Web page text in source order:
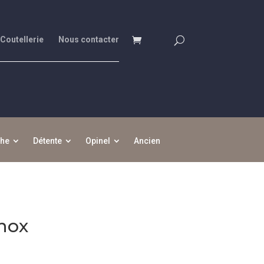
Coutellerie Nous contacter
Détente Opinel Ancien